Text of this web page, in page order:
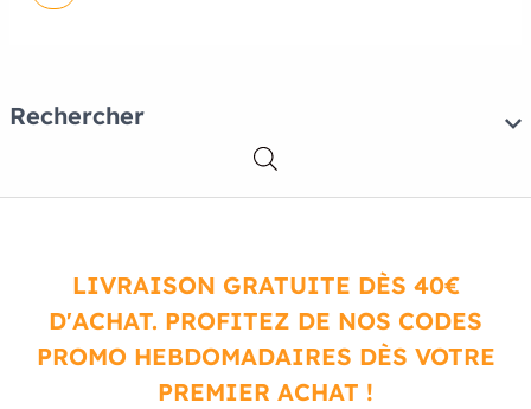
Rechercher
LIVRAISON GRATUITE DÈS 40€
D'ACHAT. PROFITEZ DE NOS CODES
PROMO HEBDOMADAIRES DÈS VOTRE
PREMIER ACHAT !